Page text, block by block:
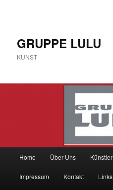
GRUPPE LULU
KUNST
Home Über Uns Künstler
Impressum Kontakt Links